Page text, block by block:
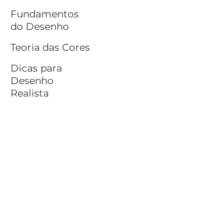
Fundamentos
do Desenho
Teoria das Cores
Dicas para
Desenho
Realista